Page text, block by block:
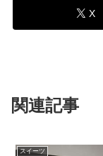
X
関連記事
スイーツ